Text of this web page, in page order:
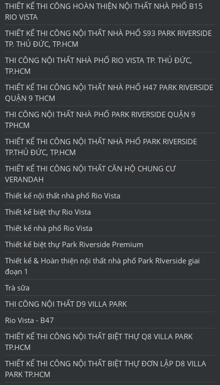
THIẾT KẾ THI CÔNG HOÀN THIỆN NỘI THẤT NHÀ PHỐ B15
RIO VISTA
THIẾT KẾ THI CÔNG NỘI THẤT NHÀ PHỐ S93 PARK RIVERSIDE
TP. THỦ ĐỨC, TP.HCM
THI CÔNG NỘI THẤT NHÀ PHỐ RIO VISTA TP. THỦ ĐỨC,
TP.HCM
THIẾT KẾ THI CÔNG NỘI THẤT NHÀ PHỐ H47 PARK RIVERSIDE
QUẬN 9 THCM
THI CÔNG NỘI THẤT NHÀ PHỐ PARK RIVERSIDE QUẬN 9
TPHCM
THIẾT KẾ THI CÔNG NỘI THẤT NHÀ PHỐ PARK RIVERSIDE
TP.THỦ ĐỨC, TP.HCM
THIẾT KẾ THI CÔNG NỘI THẤT CĂN HỘ CHUNG CƯ
VERANDAH
Thiết kế nội thất nhà phố Rio Vista
Thiết kế biệt thự Rio Vista
Thiết kế nhà phố Rio Vista
Thiết kế biệt thự Park Riverside Premium
Thiết kế & Hoàn thiện nội thất nhà phố Park RIverside giai
đoạn 1
Trà sữa
THI CÔNG NỘI THẤT D9 VILLA PARK
Rio Vista - B47
THIẾT KẾ THI CÔNG NỘI THẤT BIỆT THỰ Q8 VILLA PARK
TP.HCM
THIẾT KẾ THI CÔNG NỘI THẤT BIỆT THỰ ĐƠN LẬP D8 VILLA
PARK TP.HCM